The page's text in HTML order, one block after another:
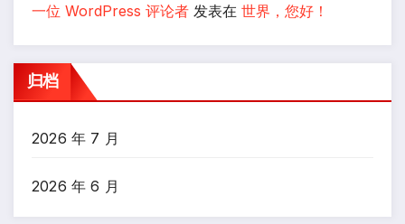
一位 WordPress 评论者 发表在 世界，您好！
归档
2026 年 7 月
2026 年 6 月